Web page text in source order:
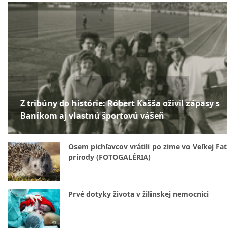
Z tribúny do histórie: Róbert Kašša oživil zápasy s
Baníkom aj vlastnú športovú vášeň
Osem pichľavcov vrátili po zime vo Veľkej
prírody (FOTOGALÉRIA)
Prvé dotyky života v žilinskej nemocnici